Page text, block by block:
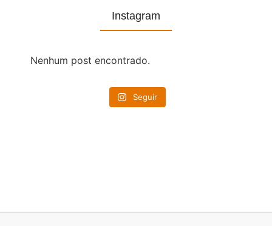
Instagram
Nenhum post encontrado.
Seguir